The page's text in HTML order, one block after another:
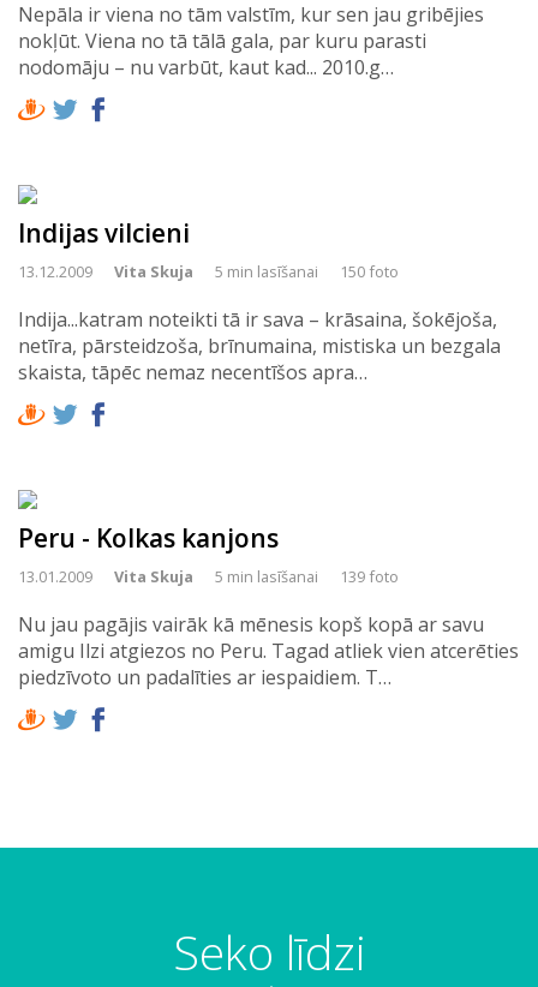
Nepāla ir viena no tām valstīm, kur sen jau gribējies
nokļūt. Viena no tā tālā gala, par kuru parasti
nodomāju – nu varbūt, kaut kad... 2010.g…
Indijas vilcieni
13.12.2009 Vita Skuja 5 min lasīšanai 150 foto
Indija...katram noteikti tā ir sava – krāsaina, šokējoša,
netīra, pārsteidzoša, brīnumaina, mistiska un bezgala
skaista, tāpēc nemaz necentīšos apra…
Peru - Kolkas kanjons
13.01.2009 Vita Skuja 5 min lasīšanai 139 foto
Nu jau pagājis vairāk kā mēnesis kopš kopā ar savu
amigu Ilzi atgiezos no Peru. Tagad atliek vien atcerēties
piedzīvoto un padalīties ar iespaidiem. T…
Seko līdzi